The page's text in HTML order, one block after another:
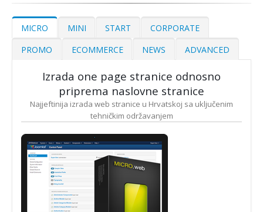
MICRO MINI START
CORPORATE
PROMO
ECOMMERCE NEWS ADVANCED
Izrada one page stranice odnosno
priprema naslovne stranice
Najjeftinija izrada web stranice u Hrvatskoj sa uključenim
tehničkim održavanjem